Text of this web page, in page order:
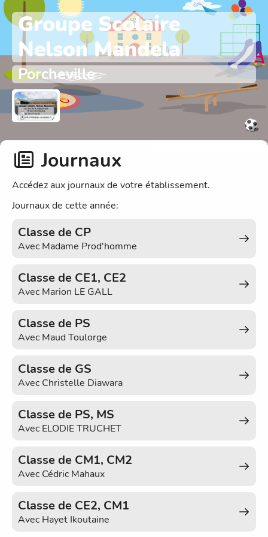
Groupe Scolaire
Nelson Mandela
Porcheville
Journaux
Accédez aux journaux de votre établissement.
Journaux de cette année:
Classe de CP
Avec Madame Prod'homme
Classe de CE1, CE2
Avec Marion LE GALL
Classe de PS
Avec Maud Toulorge
Classe de GS
Avec Christelle Diawara
Classe de PS, MS
Avec ELODIE TRUCHET
Classe de CM1, CM2
Avec Cédric Mahaux
Classe de CE2, CM1
Avec Hayet Ikoutaine